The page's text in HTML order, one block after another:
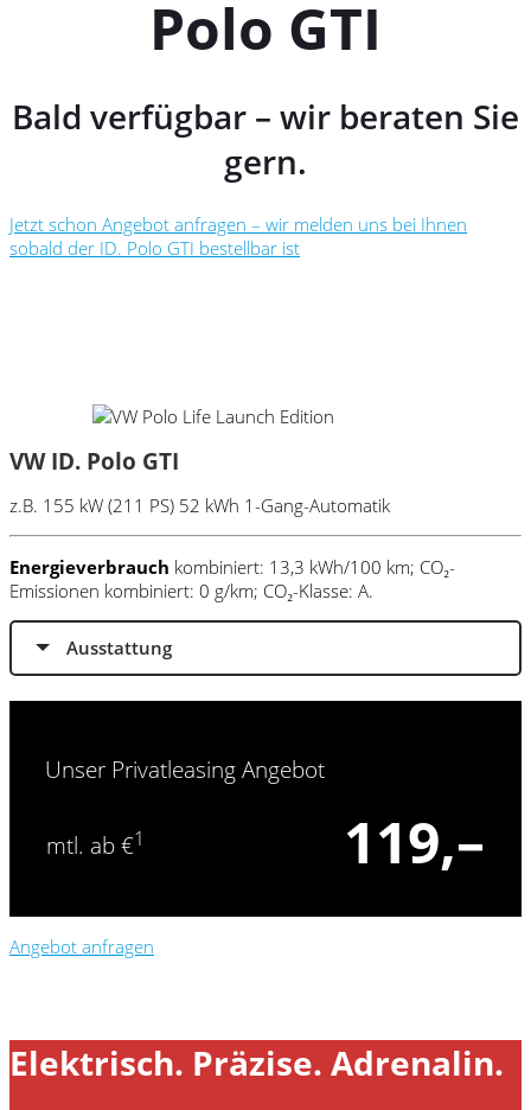
Polo GTI
Bald verfügbar – wir beraten Sie
gern.
Jetzt schon Angebot anfragen – wir melden uns bei Ihnen
sobald der ID. Polo GTI bestellbar ist
VW ID. Polo GTI
z.B. 155 kW (211 PS) 52 kWh 1-Gang-Automatik
Energieverbrauch kombiniert: 13,3 kWh/100 km; CO₂-
Emissionen kombiniert: 0 g/km; CO₂-Klasse: A.
Ausstattung
Unser Privatleasing Angebot
mtl. ab €1 119,–
Angebot anfragen
Elektrisch. Präzise. Adrenalin.